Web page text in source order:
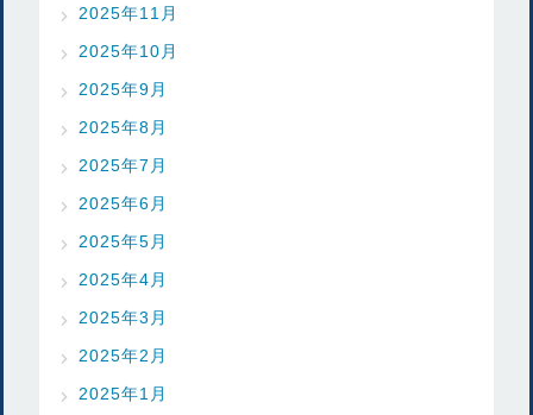
2025年11月
2025年10月
2025年9月
2025年8月
2025年7月
2025年6月
2025年5月
2025年4月
2025年3月
2025年2月
2025年1月